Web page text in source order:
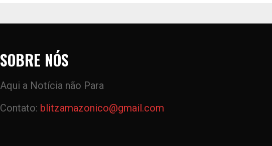
SOBRE NÓS
Aqui a Notícia não Para
Contato: blitzamazonico@gmail.com